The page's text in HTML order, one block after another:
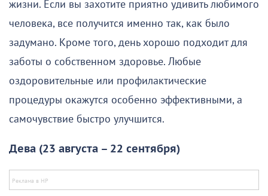
жизни. Если вы захотите приятно удивить любимого
человека, все получится именно так, как было
задумано. Кроме того, день хорошо подходит для
заботы о собственном здоровье. Любые
оздоровительные или профилактические
процедуры окажутся особенно эффективными, а
самочувствие быстро улучшится.
Дева (23 августа – 22 сентября)